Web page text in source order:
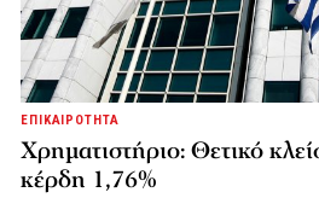
ΕΠΙΚΑΙΡΟΤΗΤΑ
Χρηματιστήριο: Θετικό
κέρδη 1,76%